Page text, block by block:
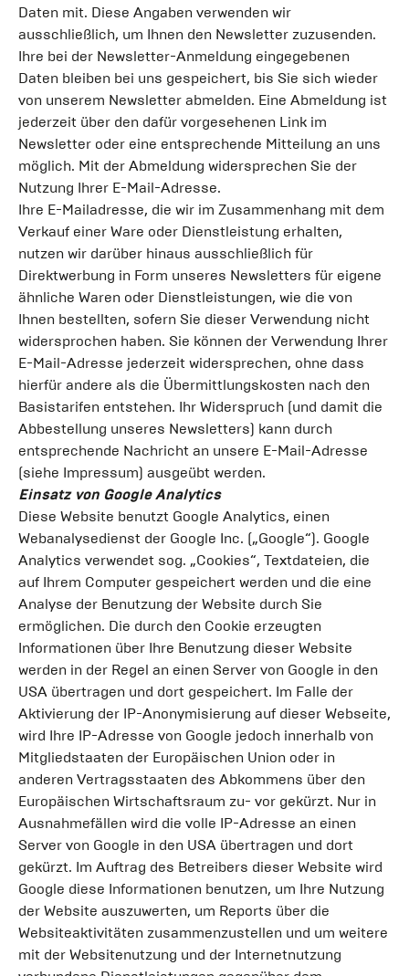
Daten mit. Diese Angaben verwenden wir
ausschließlich, um Ihnen den Newsletter zuzusenden.
Ihre bei der Newsletter-Anmeldung eingegebenen
Daten bleiben bei uns gespeichert, bis Sie sich wieder
von unserem Newsletter abmelden. Eine Abmeldung ist
jederzeit über den dafür vorgesehenen Link im
Newsletter oder eine entsprechende Mitteilung an uns
möglich. Mit der Abmeldung widersprechen Sie der
Nutzung Ihrer E-Mail-Adresse.
Ihre E-Mailadresse, die wir im Zusammenhang mit dem
Verkauf einer Ware oder Dienstleistung erhalten,
nutzen wir darüber hinaus ausschließlich für
Direktwerbung in Form unseres Newsletters für eigene
ähnliche Waren oder Dienstleistungen, wie die von
Ihnen bestellten, sofern Sie dieser Verwendung nicht
widersprochen haben. Sie können der Verwendung Ihrer
E-Mail-Adresse jederzeit widersprechen, ohne dass
hierfür andere als die Übermittlungskosten nach den
Basistarifen entstehen. Ihr Widerspruch (und damit die
Abbestellung unseres Newsletters) kann durch
entsprechende Nachricht an unsere E-Mail-Adresse
(siehe Impressum) ausgeübt werden.
Einsatz von Google Analytics
Diese Website benutzt Google Analytics, einen
Webanalysedienst der Google Inc. („Google“). Google
Analytics verwendet sog. „Cookies“, Textdateien, die
auf Ihrem Computer gespeichert werden und die eine
Analyse der Benutzung der Website durch Sie
ermöglichen. Die durch den Cookie erzeugten
Informationen über Ihre Benutzung dieser Website
werden in der Regel an einen Server von Google in den
USA übertragen und dort gespeichert. Im Falle der
Aktivierung der IP-Anonymisierung auf dieser Webseite,
wird Ihre IP-Adresse von Google jedoch innerhalb von
Mitgliedstaaten der Europäischen Union oder in
anderen Vertragsstaaten des Abkommens über den
Europäischen Wirtschaftsraum zu- vor gekürzt. Nur in
Ausnahmefällen wird die volle IP-Adresse an einen
Server von Google in den USA übertragen und dort
gekürzt. Im Auftrag des Betreibers dieser Website wird
Google diese Informationen benutzen, um Ihre Nutzung
der Website auszuwerten, um Reports über die
Websiteaktivitäten zusammenzustellen und um weitere
mit der Websitenutzung und der Internetnutzung